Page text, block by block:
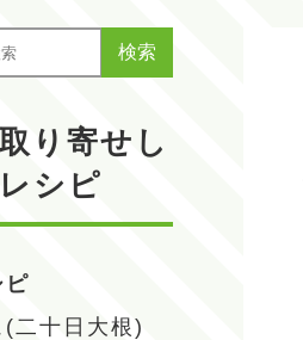
検索
り寄せし
シピ
ピ
(二十日大根)